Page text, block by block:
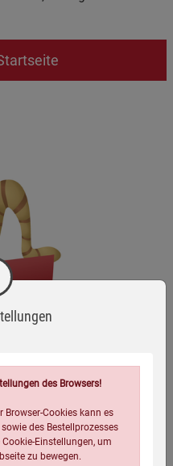
des Browsers!
Browser-Cookies kann es
des Bestellprozesses
Einstellungen, um
zu bewegen.